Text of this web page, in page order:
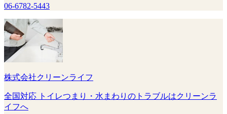
06-6782-5443
株式会社クリーンライフ
全国対応 トイレつまり・水まわりのトラブルはクリーンラ
イフへ